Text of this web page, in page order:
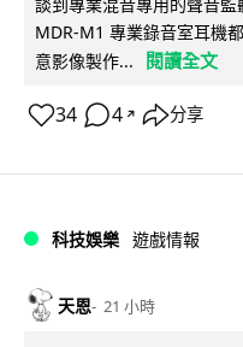
MDR-M1 專業錄音室耳機
意影像製作...
閱讀全文
34 4 ↗ 分享
科技娛樂 遊戲情報
天恩 21 小時